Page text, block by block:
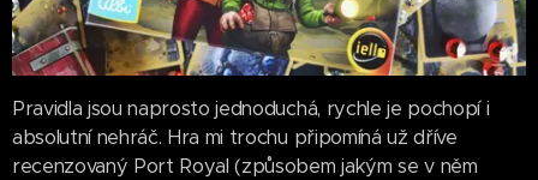
Pravidla jsou naprosto jednoduchá, rychle je pochopí i
absolutní nehráč. Hra mi trochu připomíná už dříve
recenzovaný Port Royal (způsobem jakým se v něm